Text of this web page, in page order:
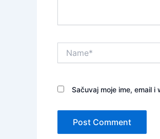
Sačuvaj moje ime, email